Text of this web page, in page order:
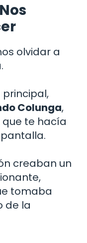
olvidar a
Colunga,
te hacía
creaban un
tomaba
de la